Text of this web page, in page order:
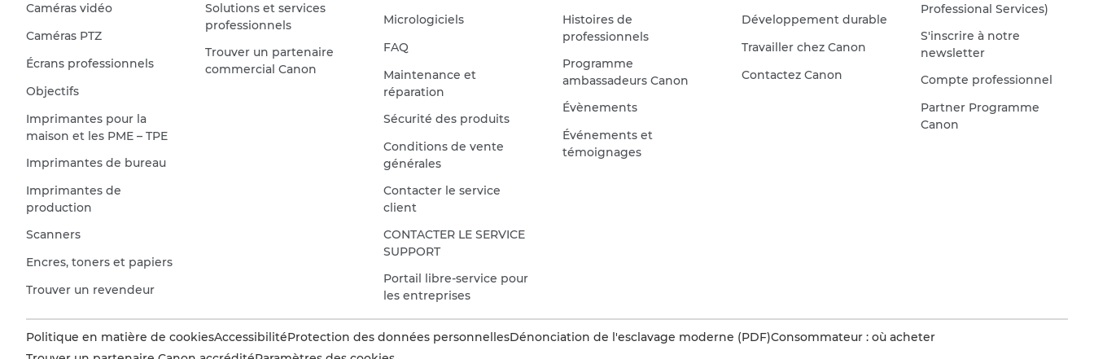
Caméras vidéo
Caméras PTZ
Écrans professionnels
Objectifs
Imprimantes pour la
maison et les PME – TPE
Imprimantes de bureau
Imprimantes de
production
Scanners
Encres, toners et papiers
Trouver un revendeur
Solutions et services
professionnels
Trouver un partenaire
commercial Canon
Micrologiciels
FAQ
Maintenance et
réparation
Sécurité des produits
Conditions de vente
générales
Contacter le service
client
CONTACTER LE SERVICE
SUPPORT
Portail libre-service pour
les entreprises
Histoires de
professionnels
Programme
ambassadeurs Canon
Évènements
Événements et
témoignages
Développement durable
Travailler chez Canon
Contactez Canon
Professional Services)
S'inscrire à notre
newsletter
Compte professionnel
Partner Programme
Canon
Politique en matière de cookiesAccessibilitéProtection des données personnellesDénonciation de l'esclavage moderne (PDF)Consommateur : où acheter